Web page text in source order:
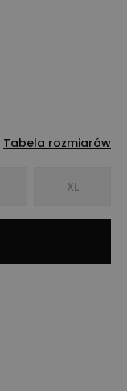
Tabela rozmiarów
XL